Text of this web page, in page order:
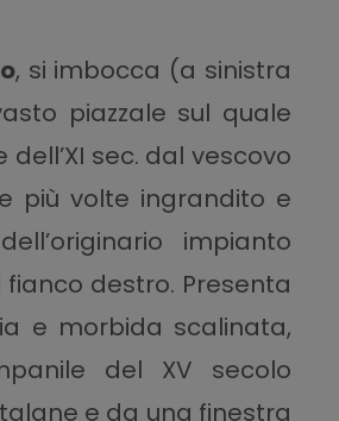
, si imbocca (a sinistra
piazzale sul quale
sec. dal vescovo
più volte ingrandito e
impianto
destro. Presenta
e morbida scalinata,
del XV secolo
e da una finestra